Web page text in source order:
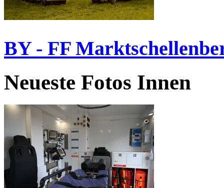
BY - FF
Neueste Fotos Innen